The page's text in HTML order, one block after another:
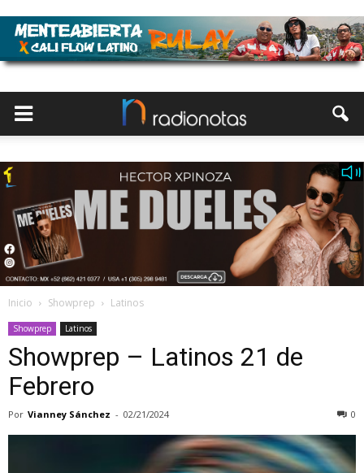
Inicio Showprep Latinos
Showprep Latinos
Showprep – Latinos 21 de
Febrero
Por Vianney Sánchez - 02/21/2024 0